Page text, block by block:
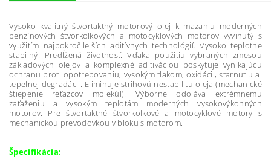
Vysoko kvalitný štvortaktný motorový olej k mazaniu moderných
benzínových štvorkolkových a motocyklových motorov vyvinutý s
využitím najpokročilejších aditívnych technológií. Vysoko teplotne
stabilný. Predĺžená životnosť. Vďaka použitiu vybraných zmesou
základových olejov a komplexné aditiváciou poskytuje vynikajúcu
ochranu proti opotrebovaniu, vysokým tlakom, oxidácii, starnutiu aj
tepelnej degradácii. Eliminuje strihovú nestabilitu oleja (mechanické
štiepenie reťazcov molekúl). Výborne odoláva extrémnemu
zaťaženiu a vysokým teplotám moderných vysokovýkonných
motorov. Pre štvortaktné štvorkolkové a motocyklové motory s
mechanickou prevodovkou v bloku s motorom.
Špecifikácia: